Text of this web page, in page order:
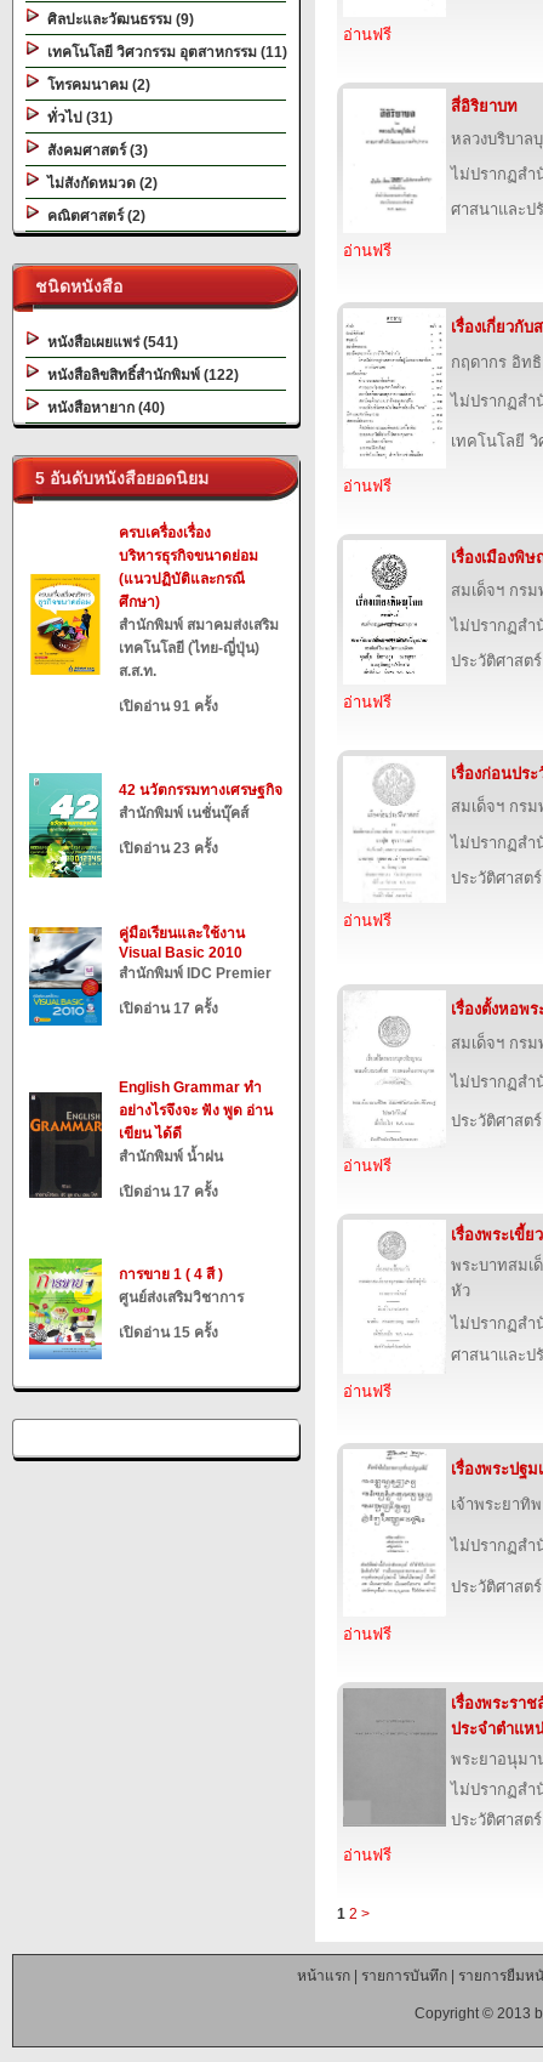
ศิลปะและวัฒนธรรม (9)
เทคโนโลยี วิศวกรรม อุตสาหกรรม (11)
โทรคมนาคม (2)
ทั่วไป (31)
สังคมศาสตร์ (3)
ไม่สังกัดหมวด (2)
คณิตศาสตร์ (2)
ชนิดหนังสือ
หนังสือเผยแพร่ (541)
หนังสือลิขสิทธิ์สำนักพิมพ์ (122)
หนังสือหายาก (40)
5 อันดับหนังสือยอดนิยม
ครบเครื่องเรื่อง
บริหารธุรกิจขนาดย่อม
(แนวปฏิบัติและกรณี
ศึกษา)
สำนักพิมพ์ สมาคมส่งเสริม
เทคโนโลยี (ไทย-ญี่ปุ่น)
ส.ส.ท.
เปิดอ่าน 91 ครั้ง
42 นวัตกรรมทางเศรษฐกิจ
สำนักพิมพ์ เนชั่นบุ๊คส์
เปิดอ่าน 23 ครั้ง
คู่มือเรียนและใช้งาน
Visual Basic 2010
สำนักพิมพ์ IDC Premier
เปิดอ่าน 17 ครั้ง
English Grammar ทำ
อย่างไรจึงจะ ฟัง พูด อ่าน
เขียน ได้ดี
สำนักพิมพ์ น้ำฝน
เปิดอ่าน 17 ครั้ง
การขาย 1 ( 4 สี )
ศูนย์ส่งเสริมวิชาการ
เปิดอ่าน 15 ครั้ง
อ่านฟรี
สี่อิริยาบท
หลวงบริบา
ไม่ปรากฏส
ศาสนาและป
อ่านฟรี
เรื่องเกี่ยวกั
กฤดากร อิท
ไม่ปรากฏส
เทคโนโลยี
อ่านฟรี
เรื่องเมืองพิ
สมเด็จฯ กร
ไม่ปรากฏส
ประวัติศาสต
อ่านฟรี
เรื่องก่อนปร
สมเด็จฯ กร
ไม่ปรากฏส
ประวัติศาสต
อ่านฟรี
เรื่องตั้งหอพ
สมเด็จฯ กร
ไม่ปรากฏส
ประวัติศาสต
อ่านฟรี
เรื่องพระเขี้ย
พระบาทสมเ
หัว
ไม่ปรากฏส
ศาสนาและป
อ่านฟรี
เรื่องพระปฐม
เจ้าพระยาทิ
ไม่ปรากฏส
ประวัติศาสต
อ่านฟรี
เรื่องพระรา
ประจำตำแห
พระยาอนุมา
ไม่ปรากฏส
ประวัติศาสต
อ่านฟรี
1 2 >
หน้าแรก| รายการบันทึก| รายการยืมห
Copyright © 2013